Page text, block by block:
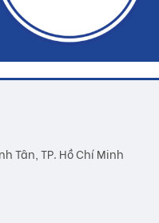
Tân, TP. Hồ Chí Minh